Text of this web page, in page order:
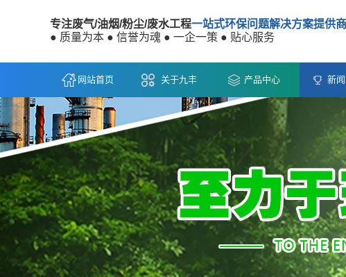
专注废气/油烟/粉尘/废水工程一站式环保问题解决方案提供商
● 质量为本 ● 信誉为魂 ● 一企一策 ● 贴心服务
网站首页 关于九丰 产品中心 新